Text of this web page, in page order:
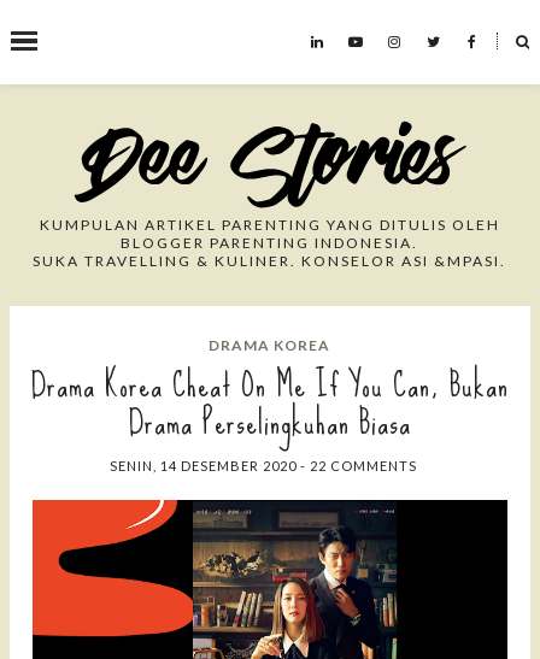
˟
Search This Blog
KUMPULAN ARTIKEL PARENTING YANG DITULIS OLEH
BLOGGER PARENTING INDONESIA.
SUKA TRAVELLING & KULINER. KONSELOR ASI &MPASI.
DRAMA KOREA
Drama Korea Cheat On Me If You Can, Bukan
Drama Perselingkuhan Biasa
SENIN, 14 DESEMBER 2020 - 22 COMMENTS